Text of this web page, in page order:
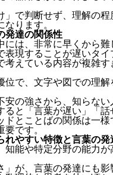
」で判断せず、理解の
なります。
発達の関係性
には、非常に早くから
表現することが遅いタ
考えている内容が複雑
位で、文字や図での理
安の強さから、知らな
ると「言葉が遅い」「
ドとことばの関係は一
です。
れやすい特徴と言葉の
知能や特定分野の能力
」が、言葉の発達にも